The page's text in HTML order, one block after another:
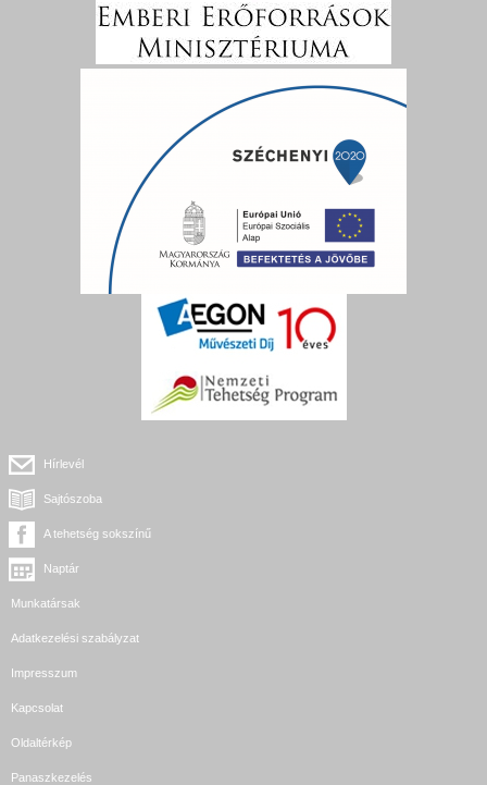
Hírlevél
Sajtószoba
A tehetség sokszínű
Naptár
Munkatársak
Adatkezelési szabályzat
Impresszum
Kapcsolat
Oldaltérkép
Panaszkezelés